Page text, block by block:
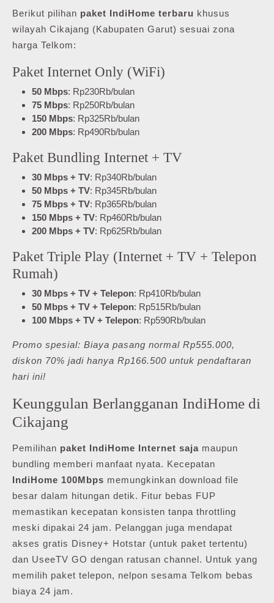
Berikut pilihan paket IndiHome terbaru khusus
wilayah Cikajang (Kabupaten Garut) sesuai zona
harga Telkom:
Paket Internet Only (WiFi)
50 Mbps: Rp230Rb/bulan
75 Mbps: Rp250Rb/bulan
150 Mbps: Rp325Rb/bulan
200 Mbps: Rp490Rb/bulan
Paket Bundling Internet + TV
30 Mbps + TV: Rp340Rb/bulan
50 Mbps + TV: Rp345Rb/bulan
75 Mbps + TV: Rp365Rb/bulan
150 Mbps + TV: Rp460Rb/bulan
200 Mbps + TV: Rp625Rb/bulan
Paket Triple Play (Internet + TV + Telepon
Rumah)
30 Mbps + TV + Telepon: Rp410Rb/bulan
50 Mbps + TV + Telepon: Rp515Rb/bulan
100 Mbps + TV + Telepon: Rp590Rb/bulan
Promo spesial: Biaya pasang normal Rp555.000,
diskon 70% jadi hanya Rp166.500 untuk pendaftaran
hari ini!
Keunggulan Berlangganan IndiHome di
Cikajang
Pemilihan paket IndiHome Internet saja maupun
bundling memberi manfaat nyata. Kecepatan
IndiHome 100Mbps memungkinkan download file
besar dalam hitungan detik. Fitur bebas FUP
memastikan kecepatan konsisten tanpa throttling
meski dipakai 24 jam. Pelanggan juga mendapat
akses gratis Disney+ Hotstar (untuk paket tertentu)
dan UseeTV GO dengan ratusan channel. Untuk yang
memilih paket telepon, nelpon sesama Telkom bebas
biaya 24 jam.